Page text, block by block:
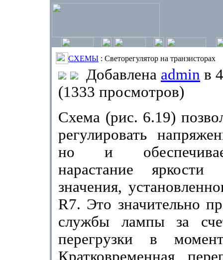
СХЕМЫ : Светорегулятор на транзисторах
Добавлена admin в
(1333 просмотров)
Схема (рис. 6.19)
регулировать
но и
нарастание яркости
значения,
R7. Это значительно
службы лампы за
перегрузки в
Кратковремен­ная